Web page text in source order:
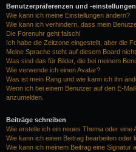
Benutzerpräferenzen und -einstellungen
Wie kann ich meine Einstellungen ändern?
Wie kann ich verhindern, dass mein
Die Forenuhr geht falsch!
Ich habe die Zeitzone eingestellt, aber die
Meine Sprache steht auf diesem Board
Was sind das für Bilder, die bei meinem
Wie verwende ich einen Avatar?
Was ist mein Rang und wie kann ich ihn
Wenn ich bei einem Benutzer auf den E-
anzumelden.
Beiträge schreiben
Wie erstelle ich ein neues Thema oder eine
Wie kann ich einen Beitrag bearbeiten oder
Wie kann ich meinem Beitrag eine Signatur